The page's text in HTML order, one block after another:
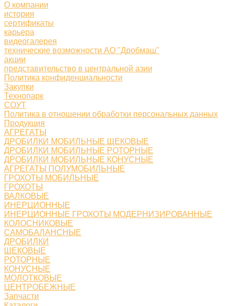
О компании
история
сертификаты
карьера
видеогалерея
технические возможности АО "Дробмаш"
акции
представительство в центральной азии
Политика конфиденциальности
Закупки
Технопарк
СОУТ
Политика в отношении обработки персональных данных
Продукция
АГРЕГАТЫ
ДРОБИЛКИ МОБИЛЬНЫЕ ЩЕКОВЫЕ
ДРОБИЛКИ МОБИЛЬНЫЕ РОТОРНЫЕ
ДРОБИЛКИ МОБИЛЬНЫЕ КОНУСНЫЕ
АГРЕГАТЫ ПОЛУМОБИЛЬНЫЕ
ГРОХОТЫ МОБИЛЬНЫЕ
ГРОХОТЫ
ВАЛКОВЫЕ
ИНЕРЦИОННЫЕ
ИНЕРЦИОННЫЕ ГРОХОТЫ МОДЕРНИЗИРОВАННЫЕ
КОЛОСНИКОВЫЕ
САМОБАЛАНСНЫЕ
ДРОБИЛКИ
ЩЕКОВЫЕ
РОТОРНЫЕ
КОНУСНЫЕ
МОЛОТКОВЫЕ
ЦЕНТРОБЕЖНЫЕ
Запчасти